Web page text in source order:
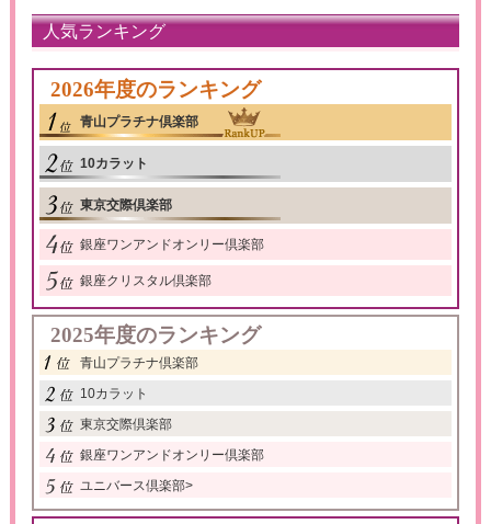
人気ランキング
2026年度のランキング
青山プラチナ倶楽部
10カラット
東京交際倶楽部
銀座ワンアンドオンリー倶楽部
銀座クリスタル倶楽部
2025年度のランキング
青山プラチナ倶楽部
10カラット
東京交際倶楽部
銀座ワンアンドオンリー倶楽部
ユニバース倶楽部>